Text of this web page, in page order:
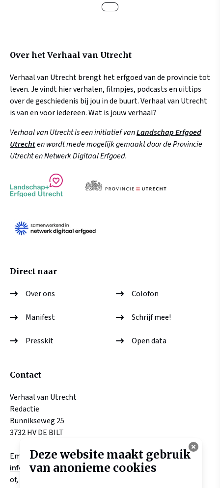
Over het Verhaal van Utrecht
Verhaal van Utrecht brengt het erfgoed van de provincie tot
leven. Je vindt hier verhalen, filmpjes, podcasts en uittips
over de geschiedenis bij jou in de buurt. Verhaal van Utrecht
is van en voor iedereen. Wat is jouw verhaal?
Verhaal van Utrecht is een initiatief vanLandschap Erfgoed
Utrechten wordt mede mogelijk gemaakt door de Provincie
Utrecht en Netwerk Digitaal Erfgoed.
Direct naar
Over ons Colofon
Manifest Schrijf mee!
Presskit Open data
Contact
Verhaal van Utrecht
Redactie
Bunnikseweg 25
3732 HV DE BILT
Email:
info@verhaalvanutrecht.nl
of, aangaande verhalen
Deze website maakt gebruik
van anonieme cookies